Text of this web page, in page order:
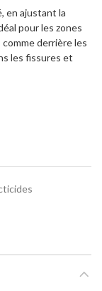
en ajustant la
pour les zones
derrière les
les fissures et